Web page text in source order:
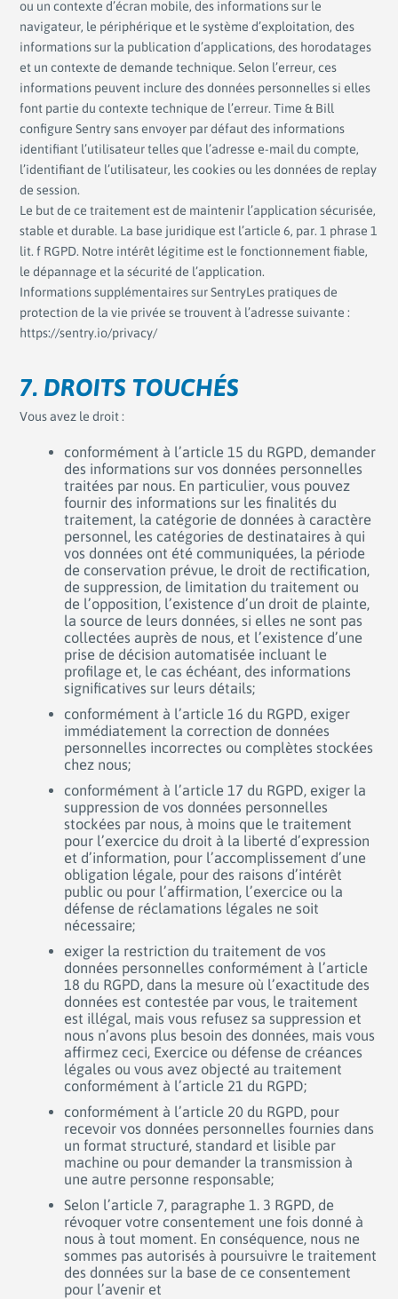
ou un contexte d’écran mobile, des informations sur le
navigateur, le périphérique et le système d’exploitation, des
informations sur la publication d’applications, des horodatages
et un contexte de demande technique. Selon l’erreur, ces
informations peuvent inclure des données personnelles si elles
font partie du contexte technique de l’erreur. Time & Bill
configure Sentry sans envoyer par défaut des informations
identifiant l’utilisateur telles que l’adresse e-mail du compte,
l’identifiant de l’utilisateur, les cookies ou les données de replay
de session.
Le but de ce traitement est de maintenir l’application sécurisée,
stable et durable. La base juridique est l’article 6, par. 1 phrase 1
lit. f RGPD. Notre intérêt légitime est le fonctionnement fiable,
le dépannage et la sécurité de l’application.
Informations supplémentaires sur SentryLes pratiques de
protection de la vie privée se trouvent à l’adresse suivante :
https://sentry.io/privacy/
7. DROITS TOUCHÉS
Vous avez le droit :
conformément à l’article 15 du RGPD, demander
des informations sur vos données personnelles
traitées par nous. En particulier, vous pouvez
fournir des informations sur les finalités du
traitement, la catégorie de données à caractère
personnel, les catégories de destinataires à qui
vos données ont été communiquées, la période
de conservation prévue, le droit de rectification,
de suppression, de limitation du traitement ou
de l’opposition, l’existence d’un droit de plainte,
la source de leurs données, si elles ne sont pas
collectées auprès de nous, et l’existence d’une
prise de décision automatisée incluant le
profilage et, le cas échéant, des informations
significatives sur leurs détails;
conformément à l’article 16 du RGPD, exiger
immédiatement la correction de données
personnelles incorrectes ou complètes stockées
chez nous;
conformément à l’article 17 du RGPD, exiger la
suppression de vos données personnelles
stockées par nous, à moins que le traitement
pour l’exercice du droit à la liberté d’expression
et d’information, pour l’accomplissement d’une
obligation légale, pour des raisons d’intérêt
public ou pour l’affirmation, l’exercice ou la
défense de réclamations légales ne soit
nécessaire;
exiger la restriction du traitement de vos
données personnelles conformément à l’article
18 du RGPD, dans la mesure où l’exactitude des
données est contestée par vous, le traitement
est illégal, mais vous refusez sa suppression et
nous n’avons plus besoin des données, mais vous
affirmez ceci, Exercice ou défense de créances
légales ou vous avez objecté au traitement
conformément à l’article 21 du RGPD;
conformément à l’article 20 du RGPD, pour
recevoir vos données personnelles fournies dans
un format structuré, standard et lisible par
machine ou pour demander la transmission à
une autre personne responsable;
Selon l’article 7, paragraphe 1. 3 RGPD, de
révoquer votre consentement une fois donné à
nous à tout moment. En conséquence, nous ne
sommes pas autorisés à poursuivre le traitement
des données sur la base de ce consentement
pour l’avenir et